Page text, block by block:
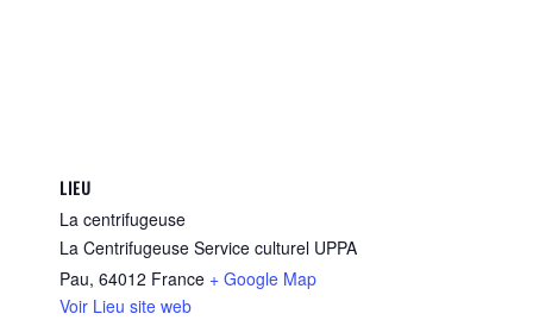
LIEU
La centrifugeuse
La Centrifugeuse Service culturel UPPA
Pau, 64012 France + Google Map
Voir Lieu site web